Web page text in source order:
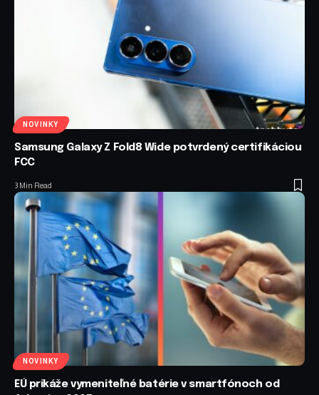
NOVINKY
Samsung Galaxy Z Fold8 Wide potvrdený certifikáciou
FCC
3 Min Read
NOVINKY
EÚ prikáže vymeniteľné batérie v smartfónoch od